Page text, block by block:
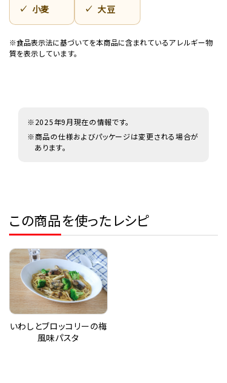
小麦 大豆
※食品表示法に基づいてを本商品に含まれているアレルギー物
質を表示しています。
※2025年9月現在の情報です。
※商品の仕様およびパッケージは変更される場合が
あります。
この商品を使ったレシピ
いわしとブロッコリーの梅
風味パスタ